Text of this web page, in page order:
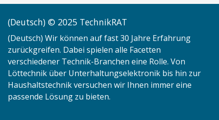
(Deutsch) © 2025 TechnikRAT
(Deutsch) Wir können auf fast 30 Jahre Erfahrung
zurückgreifen. Dabei spielen alle Facetten
verschiedener Technik-Branchen eine Rolle. Von
Löttechnik über Unterhaltungselektronik bis hin zur
Haushaltstechnik versuchen wir Ihnen immer eine
passende Lösung zu bieten.